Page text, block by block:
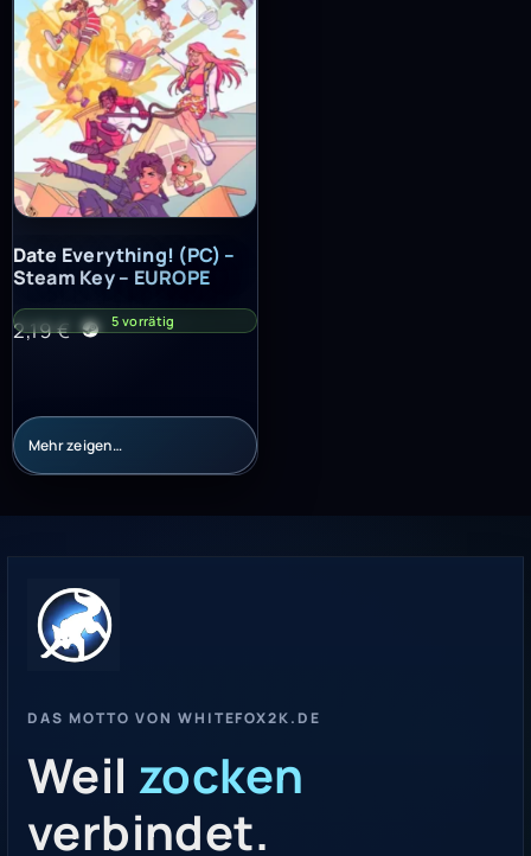
Date Everything! (PC) – Steam Key – EUROPE
Date Everything! (PC) –
Steam Key – EUROPE
2,19€ 5 vorrätig
Mehr zeigen…
DAS MOTTO VON WHITEFOX2K.DE
Weil zocken
verbindet.